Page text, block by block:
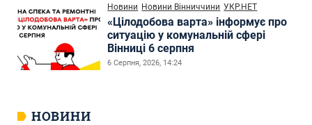
Новини Новини Вінниччини УКР.НЕТ
«Цілодобова варта» інформує про
ситуацію у комунальній сфері
Вінниці 6 серпня
6 Серпня, 2026, 14:24
НОВИНИ